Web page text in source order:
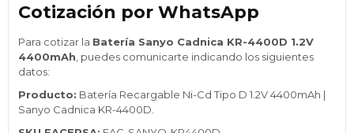
Cotización por WhatsApp
Para cotizar la Batería Sanyo Cadnica KR-4400D 1.2V
4400mAh , puedes comunicarte indicando los siguientes
datos:
Producto: Batería Recargable Ni-Cd Tipo D 1.2V 4400mAh |
Sanyo Cadnica KR-4400D.